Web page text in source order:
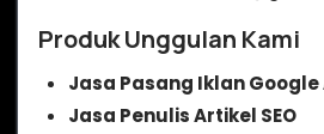
Produk Unggulan Kami
Jasa Pasang Iklan
Jasa Penulis Artikel SEO